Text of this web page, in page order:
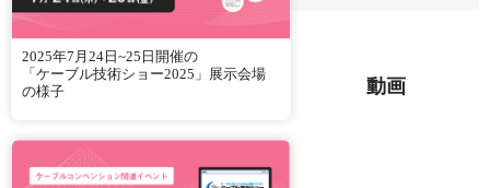
2025年7月24日~25日開催の
「ケーブル技術ショー2025」展示会場
の様子
動画